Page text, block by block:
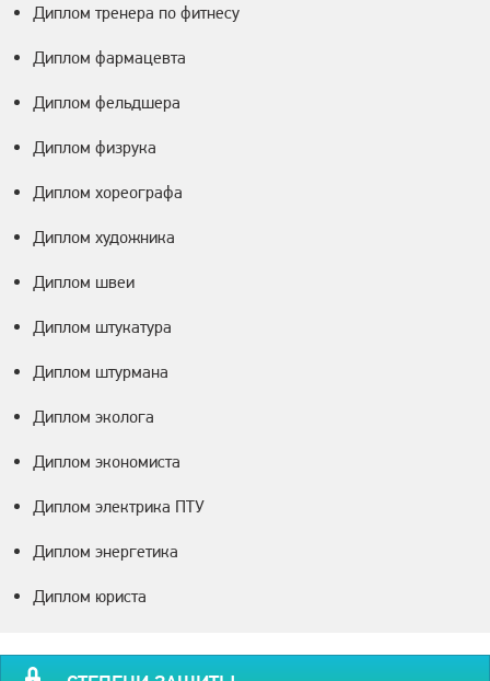
Диплом тренера по фитнесу
Диплом фармацевта
Диплом фельдшера
Диплом физрука
Диплом хореографа
Диплом художника
Диплом швеи
Диплом штукатура
Диплом штурмана
Диплом эколога
Диплом экономиста
Диплом электрика ПТУ
Диплом энергетика
Диплом юриста